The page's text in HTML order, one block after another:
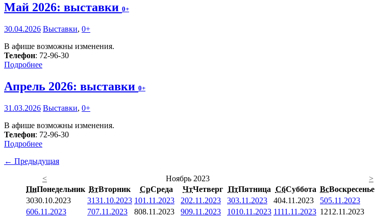
Май 2026: выставки 0+
30.04.2026 Выставки, 0+
В афише возможны изменения.
Телефон: 72-96-30
Подробнее
Апрель 2026: выставки 0+
31.03.2026 Выставки, 0+
В афише возможны изменения.
Телефон: 72-96-30
Подробнее
← Предыдущая
<
Ноябрь 2023
>
ПнПонедельник ВтВторник СрСреда ЧтЧетверг ПтПятница СбСуббота ВсВоскресенье
3030.10.2023 3131.10.2023 101.11.2023 202.11.2023 303.11.2023 404.11.2023 505.11.2023
606.11.2023 707.11.2023 808.11.2023 909.11.2023 1010.11.2023 1111.11.2023 1212.11.2023